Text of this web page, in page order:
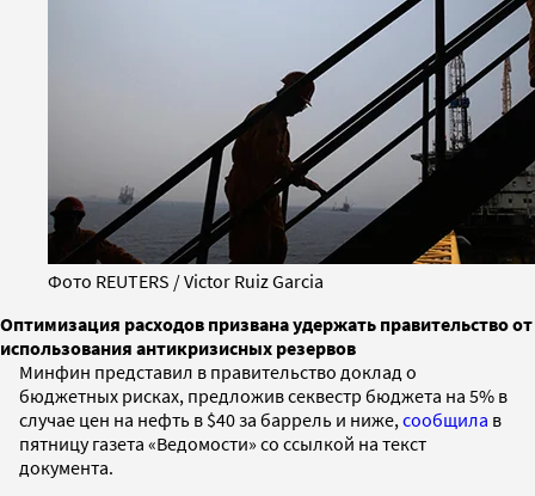
Фото REUTERS / Victor Ruiz Garcia
Оптимизация расходов призвана удержать правительство от
использования антикризисных резервов
Минфин представил в правительство доклад о
бюджетных рисках, предложив секвестр бюджета на 5% в
случае цен на нефть в $40 за баррель и ниже, сообщила в
пятницу газета «Ведомости» со ссылкой на текст
документа.